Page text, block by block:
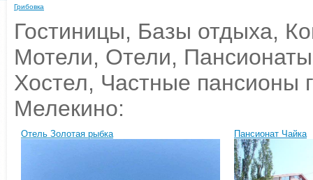
Грибовка
Гостиницы, Базы отдыха,
Мотели, Отели,
Хостел, Частные пансионы
Мелекино:
Отель Золотая рыбка Пансионат Чайка